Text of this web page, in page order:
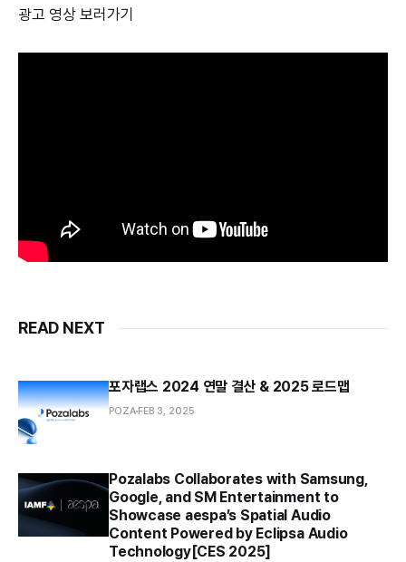
광고 영상 보러가기
READ NEXT
포자랩스 2024 연말 결산 & 2025 로드맵
POZA FEB 3, 2025
Pozalabs Collaborates with Samsung,
Google, and SM Entertainment to
Showcase aespa’s Spatial Audio
Content Powered by Eclipsa Audio
Technology[CES 2025]